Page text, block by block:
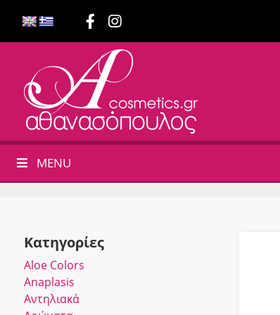
MENU
Κατηγορίες
Αloe Colors
Anaplasis
Αντηλιακά